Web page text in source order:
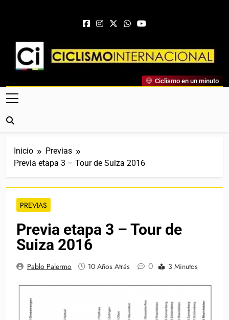
Ciclismo Internacional
Web Dedicada Al Ciclismo Mundial. Entrevistas, Análisis,
Crónicas, Previas Y Más. La Web Ciclista De Referencia.
Ciclismo en un minuto
Inicio
Previas
Previa etapa 3 – Tour de Suiza 2016
PREVIAS
Previa etapa 3 – Tour de
Suiza 2016
Pablo Palermo 10 Años Atrás 0 3 Minutos